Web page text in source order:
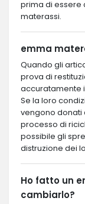
prima di essere
materassi.
emma
Quando gli
prova di
accuratamente
Se la loro
vengono donati
processo di
possibile gli
distruzione dei
Ho fatto un
cambiarlo?